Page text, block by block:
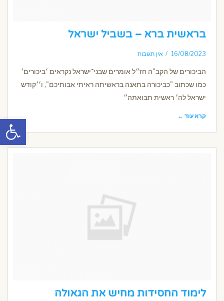
פתח
בראשית ברא – בשביל ישראל
16/08/2023 אין תגובות
הביכורים של הקב"ה חז״ל אומרים שבני־ישראל נקראים ׳ביכורים׳
כמו שכתוב "כביכורה בתאנה בראשיתה ראיתי אבותיכם", ו׳׳קודש
ישראל לה׳ ראשית תבואתה״
קרא עוד ←
לימוד החסידות מחיש את הגאולה